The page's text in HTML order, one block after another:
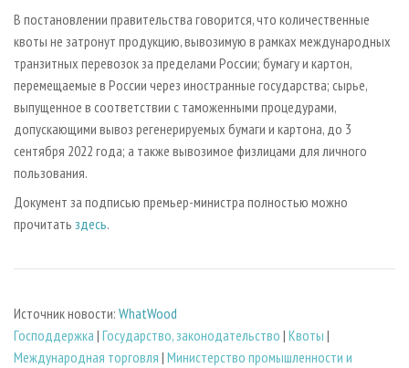
В постановлении правительства говорится, что количественные
квоты не затронут продукцию, вывозимую в рамках международных
транзитных перевозок за пределами России; бумагу и картон,
перемещаемые в России через иностранные государства; сырье,
выпущенное в соответствии с таможенными процедурами,
допускающими вывоз регенерируемых бумаги и картона, до 3
сентября 2022 года; а также вывозимое физлицами для личного
пользования.
Документ за подписью премьер-министра полностью можно
прочитать здесь.
Источник новости: WhatWood
Господдержка | Государство, законодательство | Квоты |
Международная торговля | Министерство промышленности и